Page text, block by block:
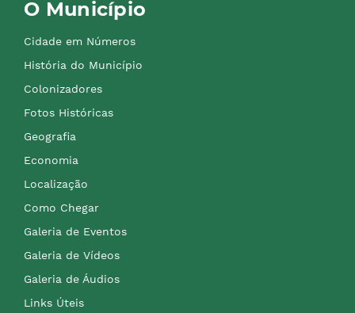
O Município
Cidade em Números
História do Município
Colonizadores
Fotos Históricas
Geografia
Economia
Localização
Como Chegar
Galeria de Eventos
Galeria de Vídeos
Galeria de Áudios
Links Úteis